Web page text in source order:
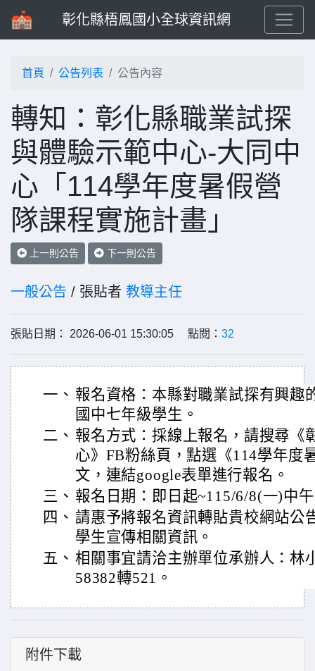
彰化縣梧鳳國小全球資訊網
首頁 公告列表 公告內容
轉知：彰化縣職業試探
與體驗示範中心-大同中
心「114學年度暑假營
隊課程實施計畫」
上一則公告 下一則公告
一般公告 / 張貼者 教導主任
張貼日期： 2026-06-01 15:30:05 點閱： 32
一、 報名資格：本縣對職業試探有興趣
國中七年級學生。
二、 報名方式：採線上報名，請搜尋《
心》FB粉絲頁，點選《114學年度
文，連結google表單進行報名。
三、 報名日期：即日起~115/6/8(一)中
四、 請惠予將報名資訊轉貼貴校網站公
學生宣傳相關資訊。
五、 相關事宜請洽主辦單位承辦人：林
58382轉521。
附件下載